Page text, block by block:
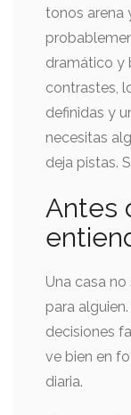
tonos arena
dramático y
contrastes,
definidas y
necesitas
deja pistas.
Antes
Una casa
para
decisiones
ve bien en
diaria.